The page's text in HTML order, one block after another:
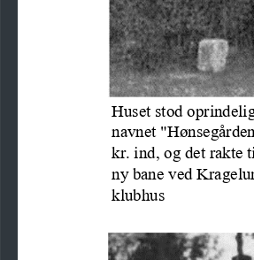
Huset stod
navnet
kr. ind, og det rakte
ny bane ved
klubhus